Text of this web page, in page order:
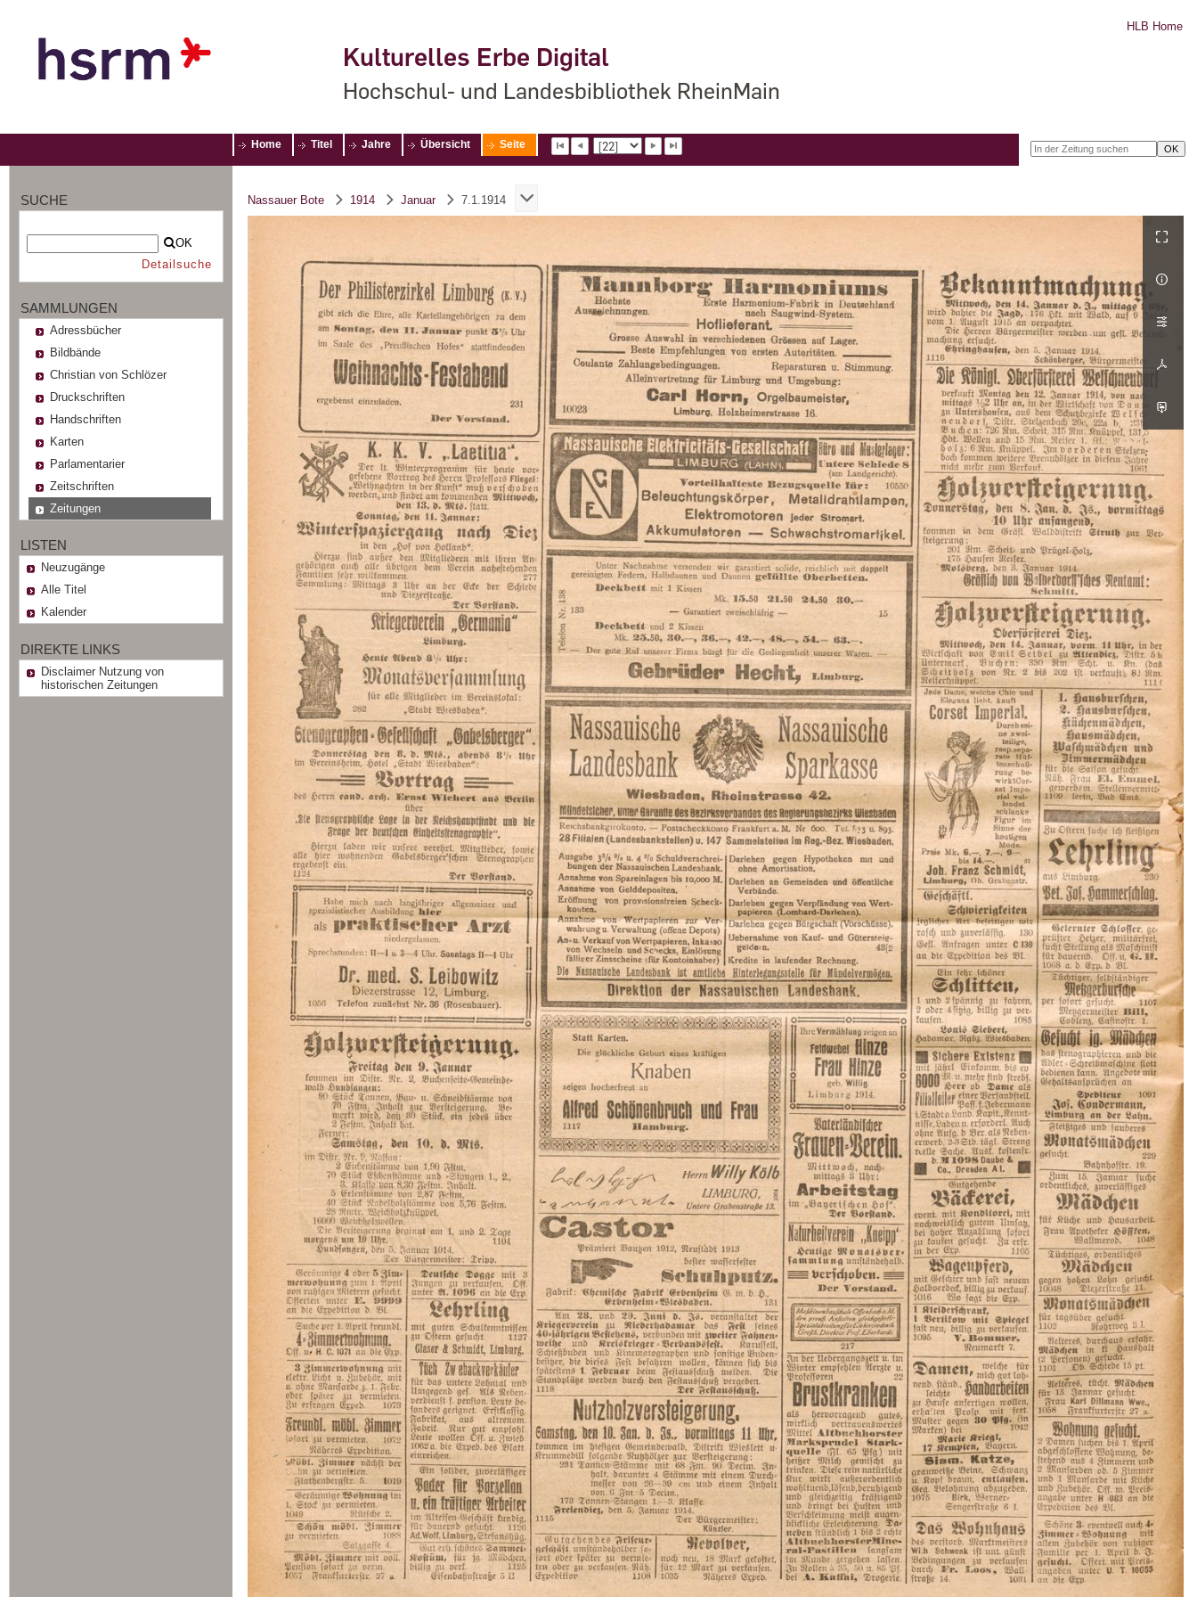
Kulturelles Erbe Digital
Hochschul- und Landesbibliothek RheinMain
HLB Home
Home Titel Jahre Übersicht Seite
SUCHE
OK
Detailsuche
SAMMLUNGEN
Adressbücher
Bildbände
Christian von Schlözer
Druckschriften
Handschriften
Karten
Parlamentarier
Zeitschriften
Zeitungen
LISTEN
Neuzugänge
Alle Titel
Kalender
DIREKTE LINKS
Disclaimer Nutzung von
historischen Zeitungen
Nassauer Bote 1914 Januar 7.1.1914